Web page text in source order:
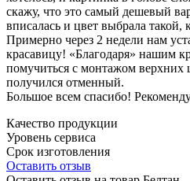
скажу, что это самый дешевый
вписалась и цвет выбрала такой,
Примерно через 2 недели нам
красавицу! «Благодаря» нашим
помучиться с монтажом верхних
получился отменный.
Большое всем спасибо!
Качество продукции
Уровень сервиса
Срок изготовления
Оставить отзыв